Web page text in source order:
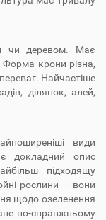
чи деревом. Має
Форма крони різна,
Найчастіше
ділянок, алей,
види
докладний опис
підходящу
рослини – вони
щодо озеленення
по-справжньому